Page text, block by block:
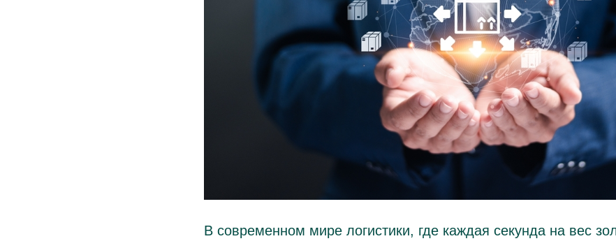
В современном мире логистики, где каждая секунда на вес